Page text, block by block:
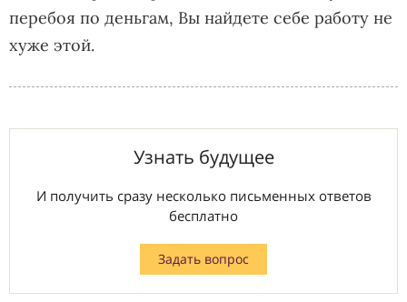
перебоя по деньгам, Вы найдете себе работу не
хуже этой.
Узнать будущее
И получить сразу несколько письменных ответов
бесплатно
Задать вопрос